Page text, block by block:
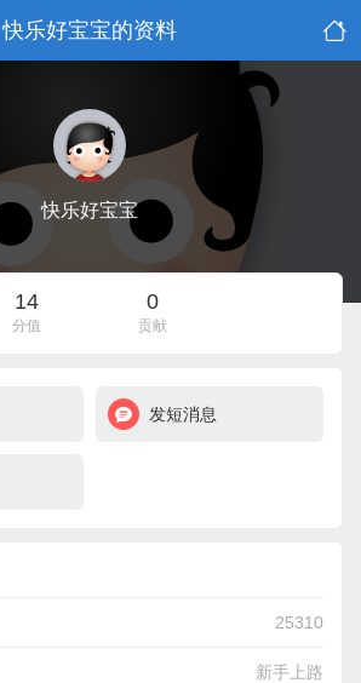
快乐好宝宝的资料
快乐好宝宝
14
分值
0
贡献
发短消息
25310
新手上路